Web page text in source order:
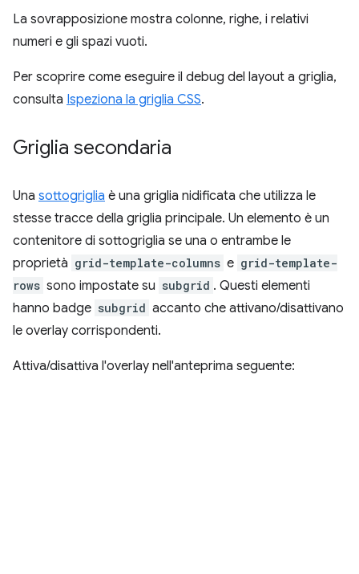
La sovrapposizione mostra colonne, righe, i relativi
numeri e gli spazi vuoti.
Per scoprire come eseguire il debug del layout a griglia,
consulta Ispeziona la griglia CSS.
Griglia secondaria
Una sottogriglia è una griglia nidificata che utilizza le
stesse tracce della griglia principale. Un elemento è un
contenitore di sottogriglia se una o entrambe le
proprietà grid-template-columns e grid-template-
rows sono impostate su subgrid . Questi elementi
hanno badge subgrid accanto che attivano/disattivano
le overlay corrispondenti.
Attiva/disattiva l'overlay nell'anteprima seguente: